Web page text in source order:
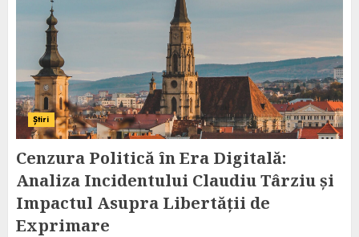
Știri
Cenzura Politică în Era Digitală:
Analiza Incidentului Claudiu Târziu și
Impactul Asupra Libertății de
Exprimare